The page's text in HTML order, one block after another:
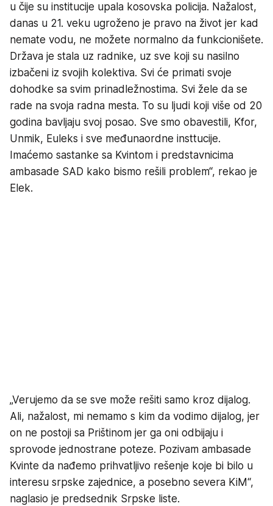
u čije su institucije upala kosovska policija. Nažalost,
danas u 21. veku ugroženo je pravo na život jer kad
nemate vodu, ne možete normalno da funkcionišete.
Država je stala uz radnike, uz sve koji su nasilno
izbačeni iz svojih kolektiva. Svi će primati svoje
dohodke sa svim prinadležnostima. Svi žele da se
rade na svoja radna mesta. To su ljudi koji više od 20
godina bavljaju svoj posao. Sve smo obavestili, Kfor,
Unmik, Euleks i sve međunaordne insttucije.
Imaćemo sastanke sa Kvintom i predstavnicima
ambasade SAD kako bismo rešili problem“, rekao je
Elek.
„Verujemo da se sve može rešiti samo kroz dijalog.
Ali, nažalost, mi nemamo s kim da vodimo dijalog, jer
on ne postoji sa Prištinom jer ga oni odbijaju i
sprovode jednostrane poteze. Pozivam ambasade
Kvinte da nađemo prihvatljivo rešenje koje bi bilo u
interesu srpske zajednice, a posebno severa KiM“,
naglasio je predsednik Srpske liste.